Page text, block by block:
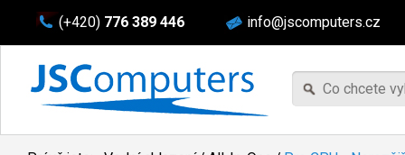
(+420) 776 389 446 info@jscomputers.cz